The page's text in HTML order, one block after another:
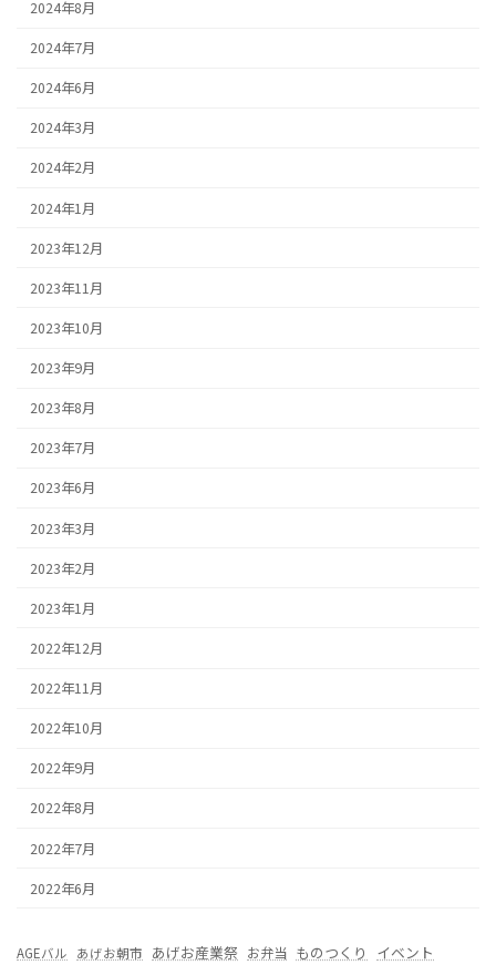
2024年8月
2024年7月
2024年6月
2024年3月
2024年2月
2024年1月
2023年12月
2023年11月
2023年10月
2023年9月
2023年8月
2023年7月
2023年6月
2023年3月
2023年2月
2023年1月
2022年12月
2022年11月
2022年10月
2022年9月
2022年8月
2022年7月
2022年6月
AGEバル あげお朝市 あげお産業祭 お弁当 ものつくり イベント